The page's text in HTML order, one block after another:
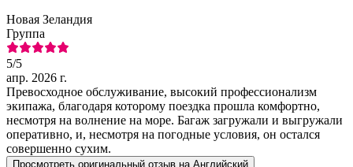
Новая Зеландия
Группа
5/5
апр. 2026 г.
Превосходное обслуживание, высокий профессионализм
экипажа, благодаря которому поездка прошла комфортно,
несмотря на волнение на море. Багаж загружали и выгружали
оперативно, и, несмотря на погодные условия, он остался
совершенно сухим.
Просмотреть оригинальный отзыв на Английский